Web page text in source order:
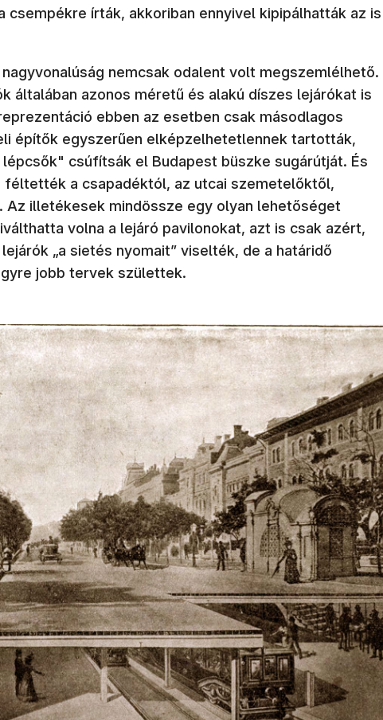
csempékre írták, akkoriban ennyivel kipipálhatták az is
nemcsak odalent volt megszemlélhető.
általában azonos méretű és alakú díszes lejárókat is
ebben az esetben csak másodlagos
építők egyszerűen elképzelhetetlennek tartották,
csúfítsák el Budapest büszke sugárútját. És
a csapadéktól, az utcai szemetelőktől,
illetékesek mindössze egy olyan lehetőséget
volna a lejáró pavilonokat, azt is csak azért,
„a sietés nyomait” viselték, de a határidő
jobb tervek születtek.